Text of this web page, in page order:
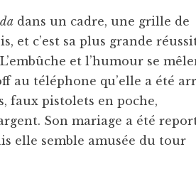
dans un cadre, une grille de
et c’est sa plus grande
et l’humour se
au téléphone qu’elle a été
faux pistolets en poche,
Son mariage a été
elle semble amusée du tour